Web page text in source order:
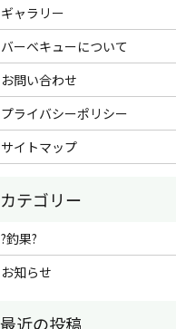
ギャラリー
バーベキューについて
お問い合わせ
プライバシーポリシー
サイトマップ
?釣果?
お知らせ